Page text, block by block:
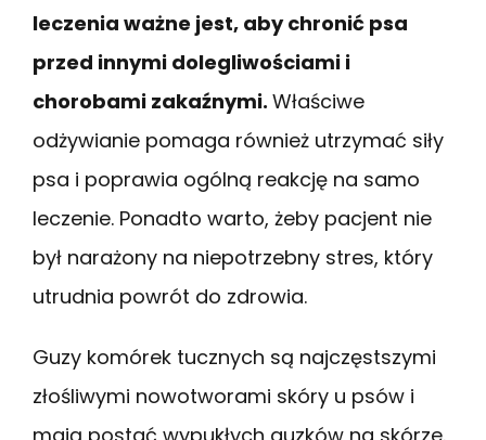
leczenia ważne jest, aby chronić psa
przed innymi dolegliwościami i
chorobami zakaźnymi. Właściwe
odżywianie pomaga również utrzymać siły
psa i poprawia ogólną reakcję na samo
leczenie. Ponadto warto, żeby pacjent nie
był narażony na niepotrzebny stres, który
utrudnia powrót do zdrowia.
Guzy komórek tucznych są najczęstszymi
złośliwymi nowotworami skóry u psów i